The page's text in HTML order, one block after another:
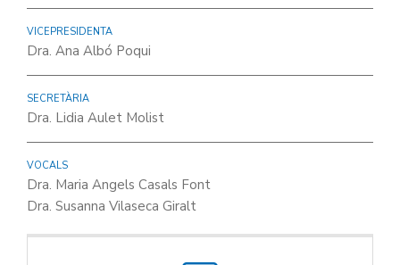
VICEPRESIDENTA
Dra. Ana Albó Poqui
SECRETÀRIA
Dra. Lidia Aulet Molist
VOCALS
Dra. Maria Angels Casals Font
Dra. Susanna Vilaseca Giralt